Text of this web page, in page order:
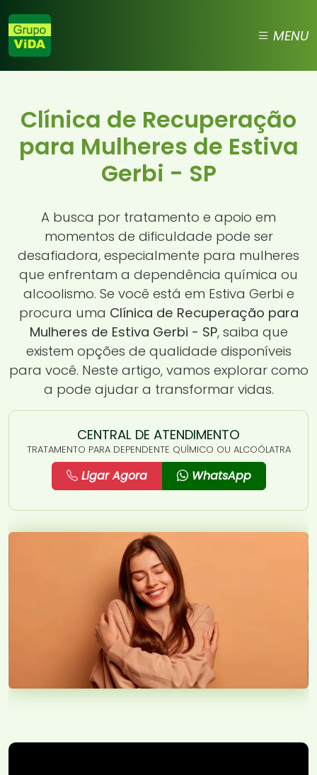
MENU
Clínica de Recuperação
para Mulheres de Estiva
Gerbi - SP
A busca por tratamento e apoio em
momentos de dificuldade pode ser
desafiadora, especialmente para mulheres
que enfrentam a dependência química ou
alcoolismo. Se você está em Estiva Gerbi e
procura uma Clínica de Recuperação para
Mulheres de Estiva Gerbi - SP, saiba que
existem opções de qualidade disponíveis
para você. Neste artigo, vamos explorar como
a pode ajudar a transformar vidas.
CENTRAL DE ATENDIMENTO
TRATAMENTO PARA DEPENDENTE QUÍMICO OU ALCOÓLATRA
Ligar Agora WhatsApp